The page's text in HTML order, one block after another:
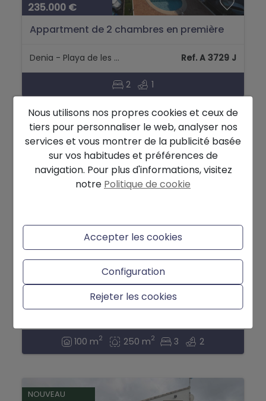
235.000 €
Appartment de 2 chambres en première
Denia - Playa de les Marines en Denia Ref. A 3729 J
2 1
NOUVEAU
450.000 €
Chalet mitoyen en première ligne de plage
à Marinas Dénia...
100 m2 250 m2 3 2
NOUVEAU
Nous utilisons nos propres cookies et ceux de
tiers pour personnaliser le web, analyser nos
services et vous montrer de la publicité basée
sur vos habitudes et préférences de
navigation. Pour plus d'informations, visitez
notre Politique de cookie
Accepter les cookies
Configuration
Rejeter les cookies